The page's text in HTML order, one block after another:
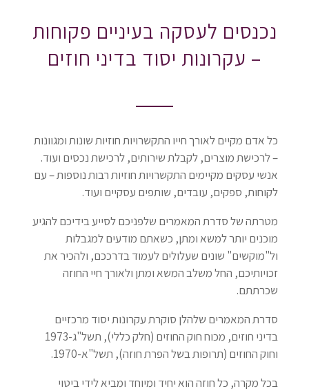
נכנסים לעסקה בעיניים פקוחות
– עקרונות יסוד בדיני חוזים
כל אדם מקיים לאורך חייו התקשרויות חוזיות שונות ומגוונות
– לרכישת מוצרים, לקבלת שירותים, לרכישת נכסים ועוד.
אנשי עסקים מקיימים התקשרויות חוזיות רבות נוספות – עם
לקוחות, ספקים, עובדים, שותפים עסקיים ועוד.
מטרתה של סדרת המאמרים שלפניכם לסייע בידיכם להגיע
מוכנים יותר למשא ומתן, כשאתם מודעים למגבלות
ול"מוקשים" שונים שעלולים לעמוד בדרככם, ולהכיר את
זכויותיכם, החל משלב המשא ומתן ולאורך חיי החוזה
שכרתתם.
סדרת המאמרים שלהלן סוקרת עקרונות יסוד מרכזיים
בדיני חוזים, מכוח חוק החוזים (חלק כללי), תשל"ג-1973
וחוק החוזים (תרופות בשל הפרת חוזה), תשל"א-1970.
בכל מקרה, כל חוזה הוא יחיד ומיוחד ומביא לידי ביטוי